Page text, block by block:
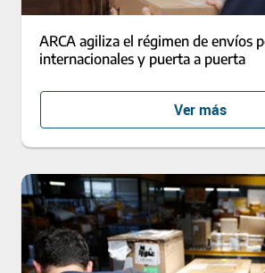
ARCA agiliza el régimen de envíos
internacionales y puerta a puerta
Ver más